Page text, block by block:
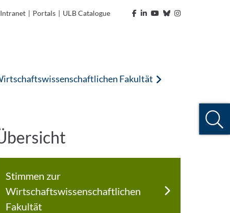
Intranet | Portals | ULB Catalogue
Fakultät
Stimmen zur
Wirtschaftswissenschaftlichen
Fakultät